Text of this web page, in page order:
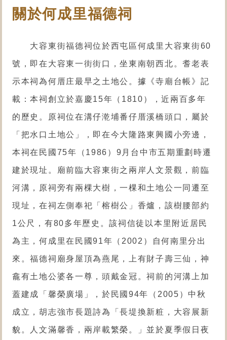
關於何成里福德祠
大容東街福德祠位於西屯區何成里大容東街60
號，即在大容東一街街口，坐東南朝西北。耆老表
示本祠為何厝庄最早之土地公。據《寺廟台帳》記
載：本祠創立於嘉慶15年（1810），近兩百多年
的歷史。原祠位在溝仔漧埔番仔厝溪橋頭口，屬於
「把水口土地公」，即在今大隆路東興國小旁邊，
本祠在民國75年（1986）9月台中市五期重劃時遷
建於現址。廟前臨大容東街之兩岸人文景觀，前臨
河溝，原祠旁有兩棵大樹，一棵和土地公一同遷至
現址，在祠左側奉祀「榕樹公」香爐，該樹腰部約
1公尺，有80多年歷史。該祠信徒以本里附近居民
為主，何成里在民國91年（2002）自何南里分出
來。福德祠廟身屋頂為燕尾，上有財子壽三仙，神
龕有土地公婆各一尊，頭戴金冠。祠前的河溝上加
蓋建成「馨榮廣場」，於民國94年（2005）中秋
成立，胡志強市長題詩為「長堤換新粧，大容展新
貌。人文滿馨香，兩岸載繁榮。」並於夏季假日夜